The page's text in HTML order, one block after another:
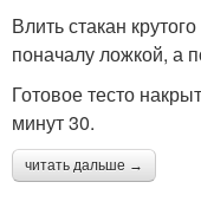
Влить стакан
поначалу ложкой, а
Готовое тесто
минут 30.
читать дальше →